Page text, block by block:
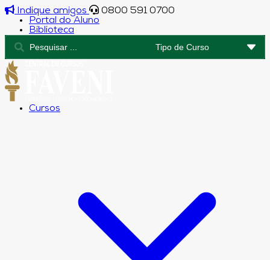
Indique amigos
0800 591 0700
Portal do Aluno
Biblioteca
Cursos